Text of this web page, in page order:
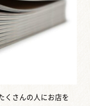
くさんの人にお店を